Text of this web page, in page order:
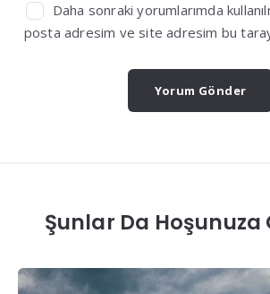
Daha sonraki yorumlarımda
posta adresim ve site adresim bu
Şunlar Da Hoşunuza